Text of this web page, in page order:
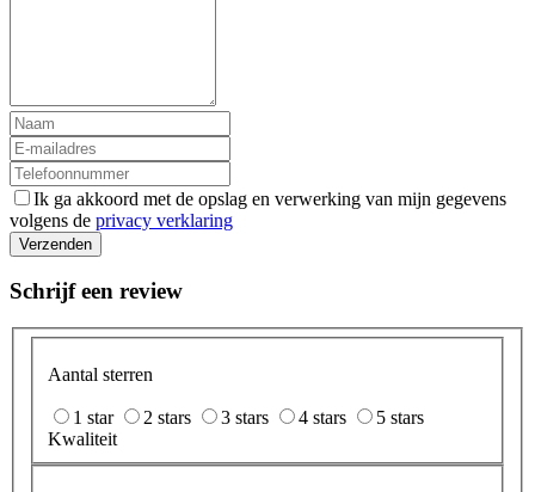
Ik ga akkoord met de opslag en verwerking van mijn gegevens
volgens de privacy verklaring
Verzenden
Schrijf een review
Aantal sterren
1 star 2 stars 3 stars 4 stars
5 stars
Kwaliteit